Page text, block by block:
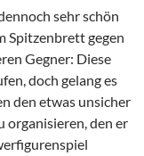
sehr schön
Spitzenbrett gegen
Gegner: Diese
doch gelang es
den etwas unsicher
organisieren, den er